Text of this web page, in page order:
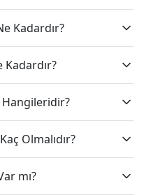
Kadardır?
Kadardır?
Olmalıdır?
mı?